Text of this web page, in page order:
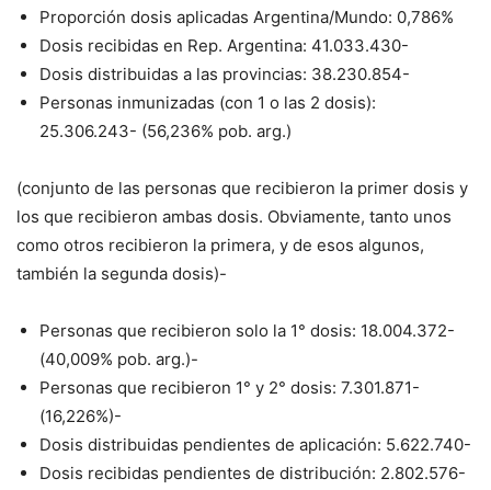
Proporción dosis aplicadas Argentina/Mundo: 0,786%
Dosis recibidas en Rep. Argentina: 41.033.430-
Dosis distribuidas a las provincias: 38.230.854-
Personas inmunizadas (con 1 o las 2 dosis):
25.306.243- (56,236% pob. arg.)
(conjunto de las personas que recibieron la primer dosis y
los que recibieron ambas dosis. Obviamente, tanto unos
como otros recibieron la primera, y de esos algunos,
también la segunda dosis)-
Personas que recibieron solo la 1° dosis: 18.004.372-
(40,009% pob. arg.)-
Personas que recibieron 1° y 2° dosis: 7.301.871-
(16,226%)-
Dosis distribuidas pendientes de aplicación: 5.622.740-
Dosis recibidas pendientes de distribución: 2.802.576-